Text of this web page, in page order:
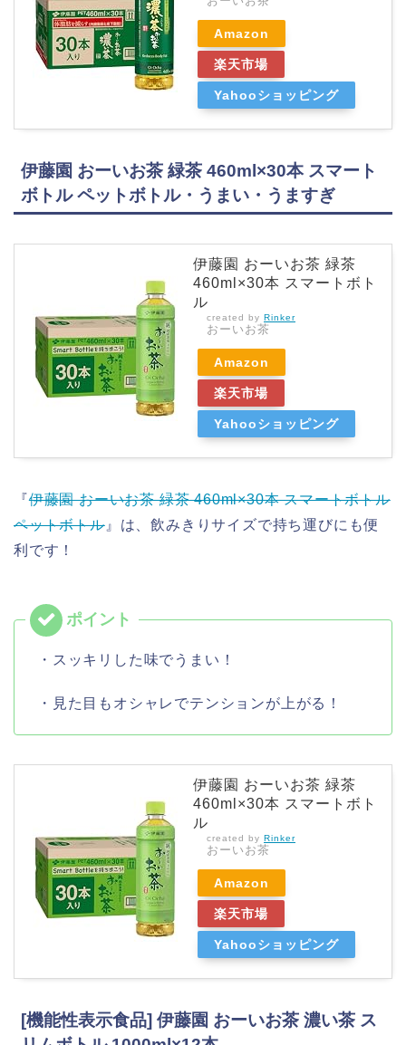
Amazon
楽天市場
Yahooショッピング
伊藤園 おーいお茶 緑茶 460ml×30本 スマート
ボトル ペットボトル・うまい・うますぎ
伊藤園 おーいお茶 緑茶
460ml×30本 スマートボト
ル
created by Rinker
おーいお茶
Amazon
楽天市場
Yahooショッピング
『伊藤園 おーいお茶 緑茶 460ml×30本 スマートボトル
ペットボトル』は、飲みきりサイズで持ち運びにも便
利です！
・スッキリした味でうまい！
・見た目もオシャレでテンションが上がる！
伊藤園 おーいお茶 緑茶
460ml×30本 スマートボト
ル
created by Rinker
おーいお茶
Amazon
楽天市場
Yahooショッピング
[機能性表示食品] 伊藤園 おーいお茶 濃い茶 ス